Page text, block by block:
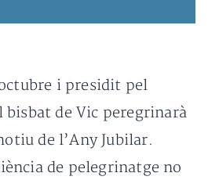
i presidit pel
bisbat de Vic peregrinarà
de l’Any Jubilar.
de pelegrinatge no